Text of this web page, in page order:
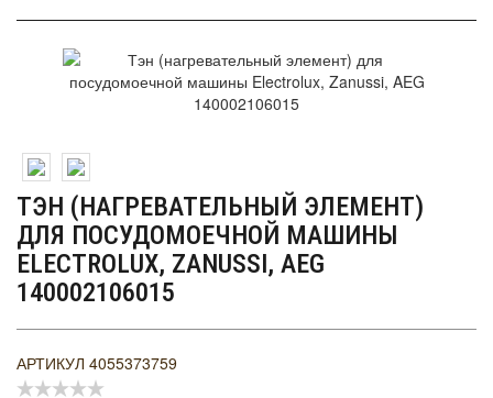
ТЭН (НАГРЕВАТЕЛЬНЫЙ ЭЛЕМЕНТ)
ДЛЯ ПОСУДОМОЕЧНОЙ МАШИНЫ
ELECTROLUX, ZANUSSI, AEG
140002106015
АРТИКУЛ 4055373759